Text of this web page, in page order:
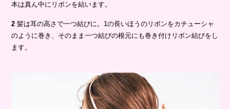
本は真ん中にリボンを結います。
2 髪は耳の高さで一つ結びに。1の長いほうのリボンをカチューシャ
のように巻き、そのまま一つ結びの根元にも巻き付けリボン結びをし
ます。